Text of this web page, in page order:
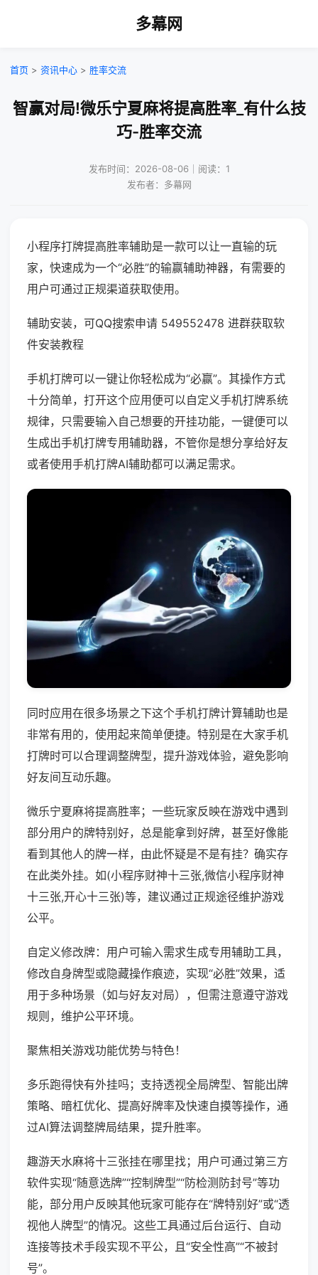
多幕网
首页 > 资讯中心 > 胜率交流
智赢对局!微乐宁夏麻将提高胜率_有什么技
巧-胜率交流
发布时间：2026-08-06｜阅读：1
发布者：多幕网
小程序打牌提高胜率辅助是一款可以让一直输的玩
家，快速成为一个“必胜”的输赢辅助神器，有需要的
用户可通过正规渠道获取使用。
辅助安装，可QQ搜索申请 549552478 进群获取软
件安装教程
手机打牌可以一键让你轻松成为“必赢”。其操作方式
十分简单，打开这个应用便可以自定义手机打牌系统
规律，只需要输入自己想要的开挂功能，一键便可以
生成出手机打牌专用辅助器，不管你是想分享给好友
或者使用手机打牌AI辅助都可以满足需求。
同时应用在很多场景之下这个手机打牌计算辅助也是
非常有用的，使用起来简单便捷。特别是在大家手机
打牌时可以合理调整牌型，提升游戏体验，避免影响
好友间互动乐趣。
微乐宁夏麻将提高胜率；一些玩家反映在游戏中遇到
部分用户的牌特别好，总是能拿到好牌，甚至好像能
看到其他人的牌一样，由此怀疑是不是有挂？确实存
在此类外挂。如(小程序财神十三张,微信小程序财神
十三张,开心十三张)等，建议通过正规途径维护游戏
公平。
自定义修改牌：用户可输入需求生成专用辅助工具，
修改自身牌型或隐藏操作痕迹，实现“必胜”效果，适
用于多种场景（如与好友对局），但需注意遵守游戏
规则，维护公平环境。
聚焦相关游戏功能优势与特色！
多乐跑得快有外挂吗；支持透视全局牌型、智能出牌
策略、暗杠优化、提高好牌率及快速自摸等操作，通
过AI算法调整牌局结果，提升胜率。
趣游天水麻将十三张挂在哪里找；用户可通过第三方
软件实现“随意选牌”“控制牌型”“防检测防封号”等功
能，部分用户反映其他玩家可能存在“牌特别好”或“透
视他人牌型”的情况。这些工具通过后台运行、自动
连接等技术手段实现不平公，且“安全性高”“不被封
号”。